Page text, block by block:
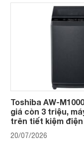
Toshiba AW-
giá còn 3 triệu,
trên tiết kiệm
20/07/2026